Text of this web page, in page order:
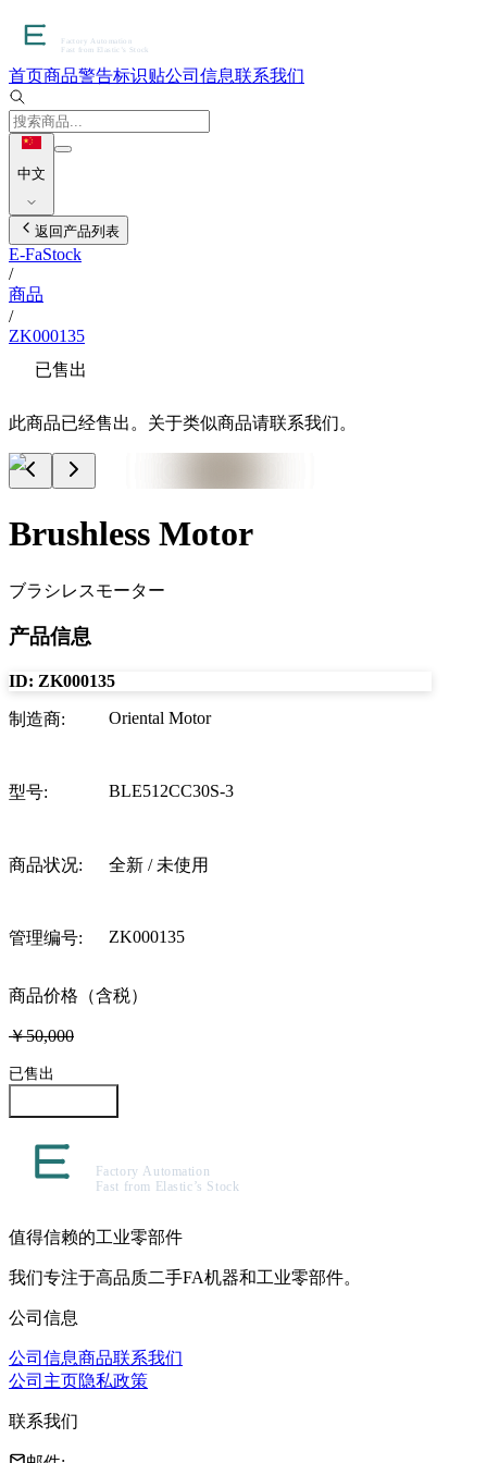
首页商品警告标识贴公司信息联系我们
中文
返回产品列表
E-FaStock
/
商品
/
ZK000135
已售出
此商品已经售出。关于类似商品请联系我们。
Brushless Motor
ブラシレスモーター
产品信息
ID: ZK000135
制造商: Oriental Motor
型号: BLE512CC30S-3
商品状况: 全新 / 未使用
管理编号: ZK000135
商品价格（含税）
￥50,000
已售出
值得信赖的工业零部件
我们专注于高品质二手FA机器和工业零部件。
公司信息
公司信息商品联系我们
公司主页隐私政策
联系我们